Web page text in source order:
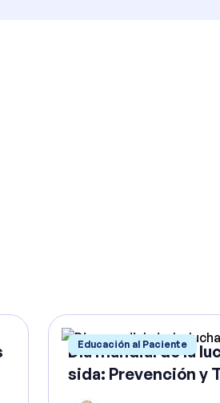
Educación al Paciente
Día mundial de la
sida: Prevención y